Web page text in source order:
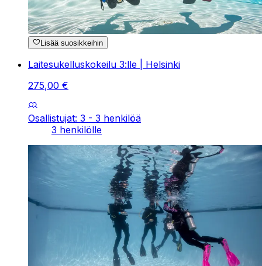
Lisää suosikkeihin
Laitesukelluskokeilu 3:lle | Helsinki
275,00 €
Osallistujat: 3 - 3 henkilöä
3 henkilölle